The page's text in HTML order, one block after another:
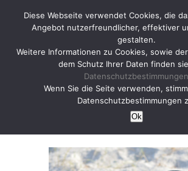
Warum
im Yoga?
Diese Webseite verwendet Cookies, die
Angebot nutzerfreundlicher, effektiver
gestalten.
Weitere Informationen zu Cookies, sowie
dem Schutz Ihrer Daten finden
Datenschutzbestimmungen
Wenn Sie die Seite verwenden,
Datenschutzbestimmungen
Ok